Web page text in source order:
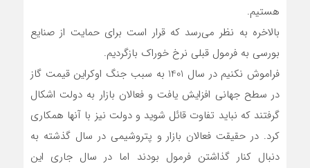
هستیم.
بالاخره به نظر می‌رسد که قرار است برای حمایت از صنایع
بورسی به فرمول قبلی نرخ خوراک بازگردیم.
فراموش نکنیم در سال 1401 به سبب جنگ اوکراین قیمت گاز
در سطح جهانی افزایش یافت و فعالان بازار به دولت اشکال
گرفتند که نباید تفاوت قائل شوید و دولت نیز با آنها همکاری
کرد. در حقیقت فعالان بازار و پتروشیمی در سال گذشته به
دنبال کنار گذاشتن فرمول بودند اما در سال جاری این